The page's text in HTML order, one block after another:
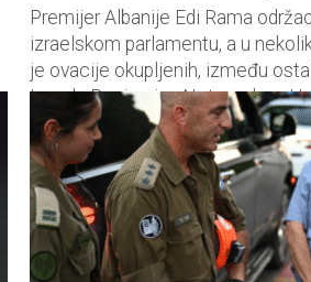
Premijer Albanije Edi Rama
izraelskom parlamentu, a u
je ovacije okupljenih, između
Izraela Benjamina Netanyahua. U...